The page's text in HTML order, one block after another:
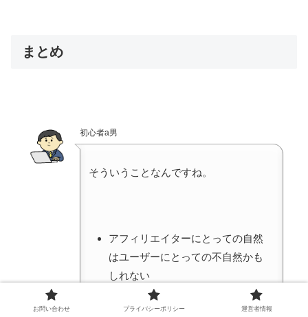
まとめ
初心者a男
そういうことなんですね。
アフィリエイターにとっての自然
はユーザーにとっての不自然かも
しれない
できるだけ不自然、違和感を感じ
お問い合わせ プライバシーポリシー 運営者情報